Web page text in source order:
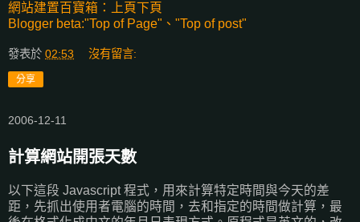
網站建置百寶箱：上頁下頁
Blogger beta:"Top of Page"、"Top of post"
發表於 02:53 沒有留言:
分享
2006-12-11
計算網站開張天數
以下這段 Javascript 程式，用來計算特定時間與今天的差
距，先抓出使用者電腦的時間，去和指定的時間做計算，最